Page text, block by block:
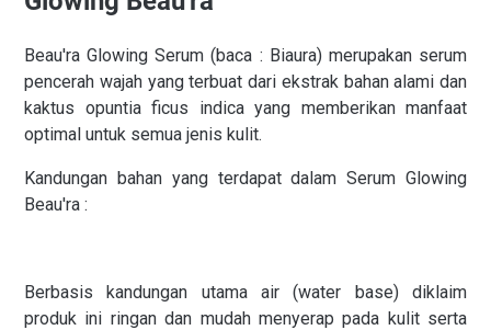
Beau'ra Glowing Serum (baca : Biaura) merupakan serum
pencerah wajah yang terbuat dari ekstrak bahan alami dan
kaktus opuntia ficus indica yang memberikan manfaat
optimal untuk semua jenis kulit.
Kandungan bahan yang terdapat dalam Serum Glowing
Beau'ra :
Berbasis kandungan utama air (water base) diklaim
produk ini ringan dan mudah menyerap pada kulit serta